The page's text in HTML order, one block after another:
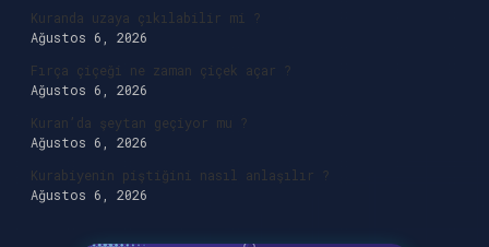
Kuranda uzaya çıkılabilir mi ?
Ağustos 6, 2026
Fırça çiçeği ne zaman çiçek açar ?
Ağustos 6, 2026
Kuran’da şeytan geçiyor mu ?
Ağustos 6, 2026
Kurabiyenin piştiğini nasıl anlaşılır ?
Ağustos 6, 2026